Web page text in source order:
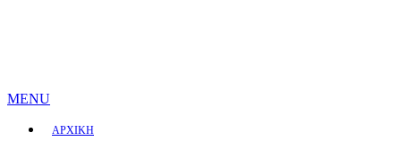
MENU
ΑΡΧΙΚΗ